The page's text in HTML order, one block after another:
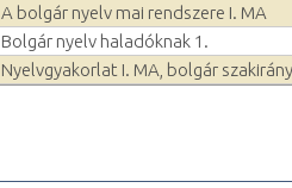
A bolgár nyelv mai rendszere I. MA
Bolgár nyelv haladóknak 1.
Nyelvgyakorlat I. MA, bolgár szakirány